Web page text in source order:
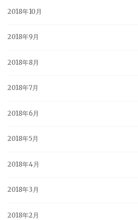
2018年10月
2018年9月
2018年8月
2018年7月
2018年6月
2018年5月
2018年4月
2018年3月
2018年2月